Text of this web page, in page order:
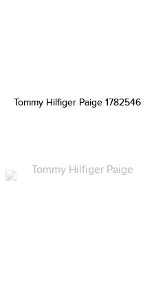
Tommy Hilfiger Paige 1782546